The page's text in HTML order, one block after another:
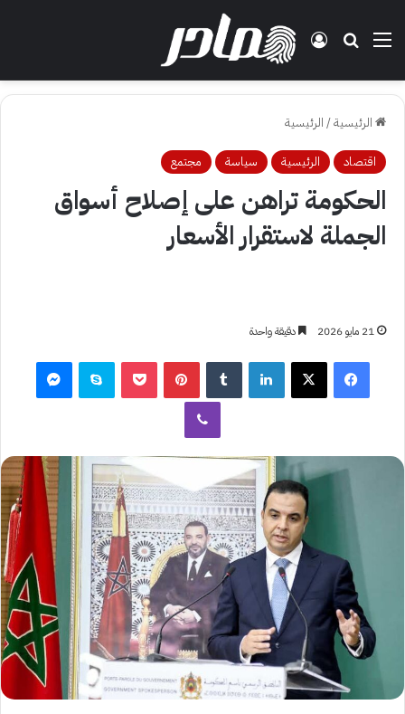
القائمة بحث عنتسجيل الدخول
الرئيسية/ الرئيسية
اقتصاد الرئيسية سياسة مجتمع
الحكومة تراهن على إصلاح أسواق
الجملة لاستقرار الأسعار
21 مايو 2026 دقيقة واحدة
فيسبوك‫X لينكدإن ‏Tumblr بينتيريست‫Pocket سكايب ماسنجر
ڤايبر